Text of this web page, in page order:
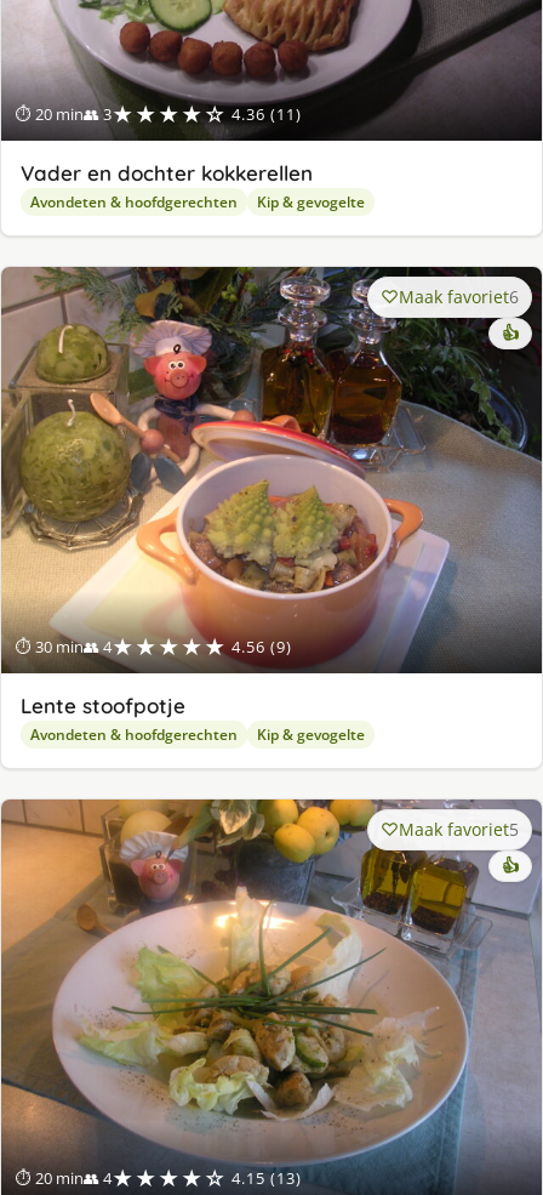
⏱ 20 min👥 3★★★★☆ 4.36 (11)
Vader en dochter kokkerellen
Avondeten & hoofdgerechten Kip & gevogelte
⏱ 30 min👥 4★★★★★ 4.56 (9)
Maak favoriet6
👍
Lente stoofpotje
Avondeten & hoofdgerechten Kip & gevogelte
⏱ 20 min👥 4★★★★☆ 4.15 (13)
Maak favoriet5
👍